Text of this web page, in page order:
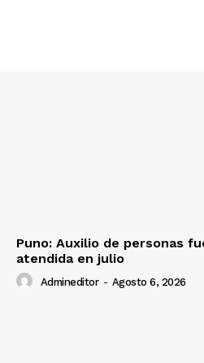
Prensa
Puno: Auxilio de personas
atendida en julio
Admineditor - Agosto 6, 2026